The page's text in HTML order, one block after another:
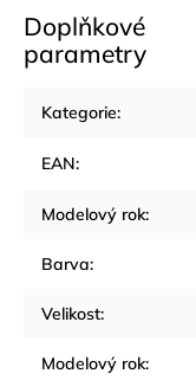
Doplňkové
parametry
Kategorie:
EAN:
Modelový rok:
Barva:
Velikost:
Modelový rok: